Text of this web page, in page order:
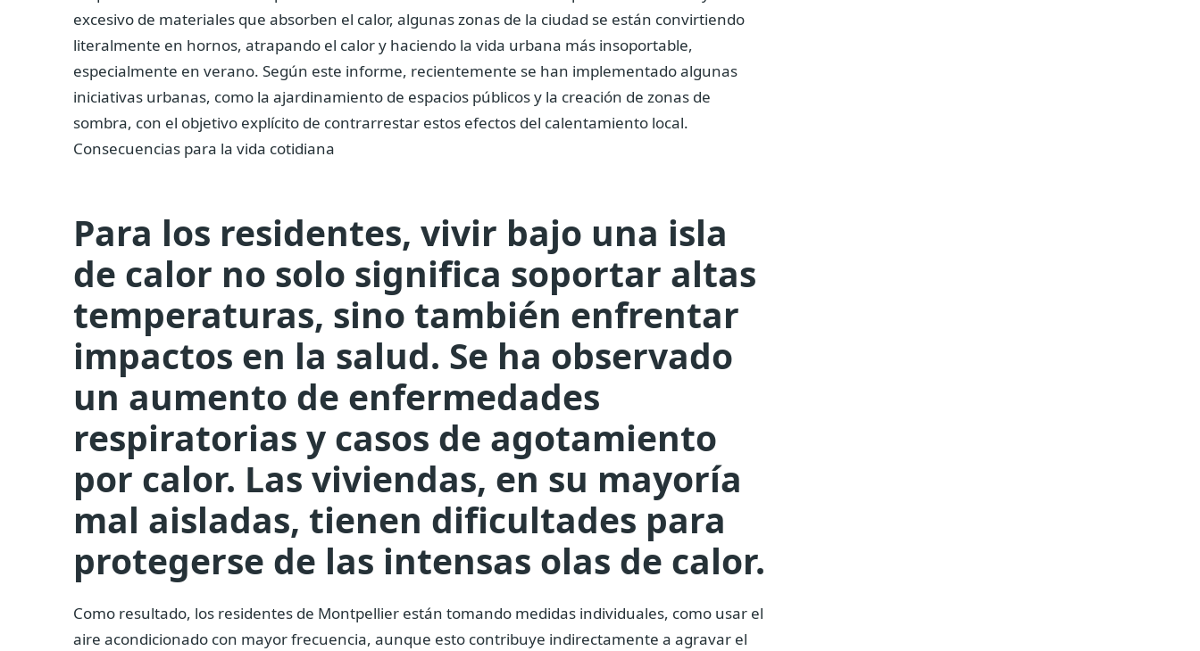
excesivo de materiales que absorben el calor, algunas zonas de la ciudad se están convirtiendo
literalmente en hornos, atrapando el calor y haciendo la vida urbana más insoportable,
especialmente en verano. Según este informe, recientemente se han implementado algunas
iniciativas urbanas, como la ajardinamiento de espacios públicos y la creación de zonas de
sombra, con el objetivo explícito de contrarrestar estos efectos del calentamiento local.
Consecuencias para la vida cotidiana
Para los residentes, vivir bajo una isla
de calor no solo significa soportar altas
temperaturas, sino también enfrentar
impactos en la salud. Se ha observado
un aumento de enfermedades
respiratorias y casos de agotamiento
por calor. Las viviendas, en su mayoría
mal aisladas, tienen dificultades para
protegerse de las intensas olas de calor.
Como resultado, los residentes de Montpellier están tomando medidas individuales, como usar el
aire acondicionado con mayor frecuencia, aunque esto contribuye indirectamente a agravar el